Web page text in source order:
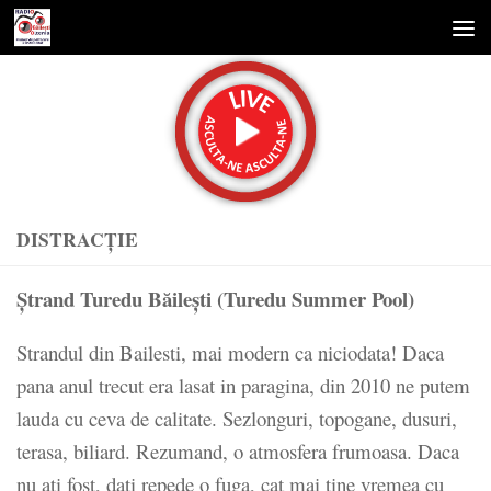
Skip to content
DISTRACȚIE
Ștrand Turedu Băilești (Turedu Summer Pool)
Strandul din Bailesti, mai modern ca niciodata! Daca
pana anul trecut era lasat in paragina, din 2010 ne putem
lauda cu ceva de calitate. Sezlonguri, topogane, dusuri,
terasa, biliard. Rezumand, o atmosfera frumoasa. Daca
nu ati fost, dati repede o fuga, cat mai tine vremea cu